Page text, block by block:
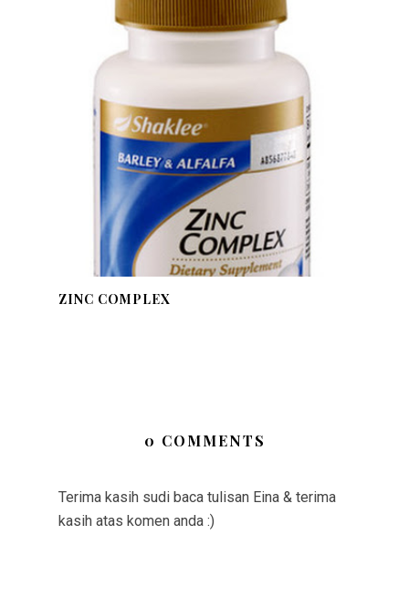
ZINC COMPLEX
0 COMMENTS
Terima kasih sudi baca tulisan Eina & terima
kasih atas komen anda :)